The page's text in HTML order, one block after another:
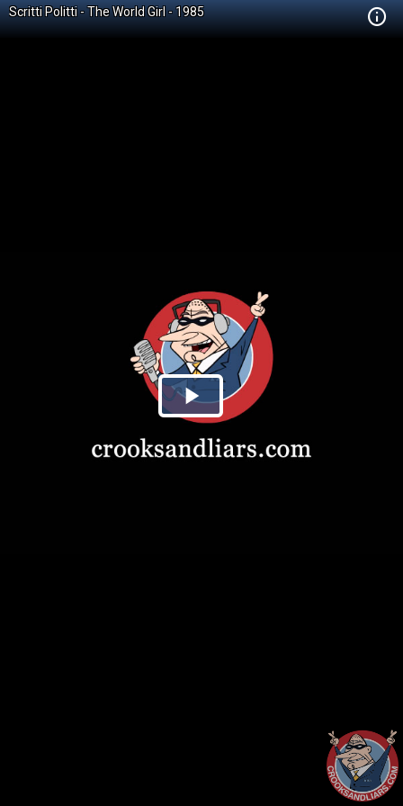
Scritti Politti - The World Girl - 1985